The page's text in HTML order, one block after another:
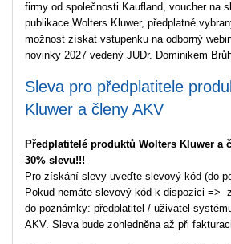
firmy od společnosti Kaufland, voucher na
publikace Wolters Kluwer, předplatné
možnost získat vstupenku na odborný
novinky 2027 vedený JUDr. Dominikem
Sleva pro předplatitele
Kluwer a členy AKV
Předplatitelé produktů Wolters Kluwer a
30% slevu!!!
Pro získání slevy uveďte slevový kód (do
Pokud nemáte slevový kód k dispozici =>
do poznámky: předplatitel / uživatel
AKV. Sleva bude zohledněna až při